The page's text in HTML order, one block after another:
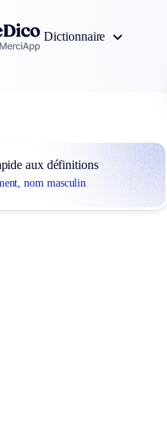
Dictionnaire
aux définitions
nom masculin